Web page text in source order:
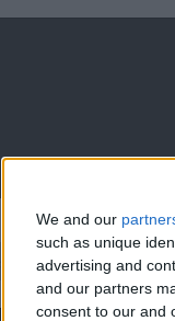
We and our
such as unique
advertising and
and our partners
consent to our and